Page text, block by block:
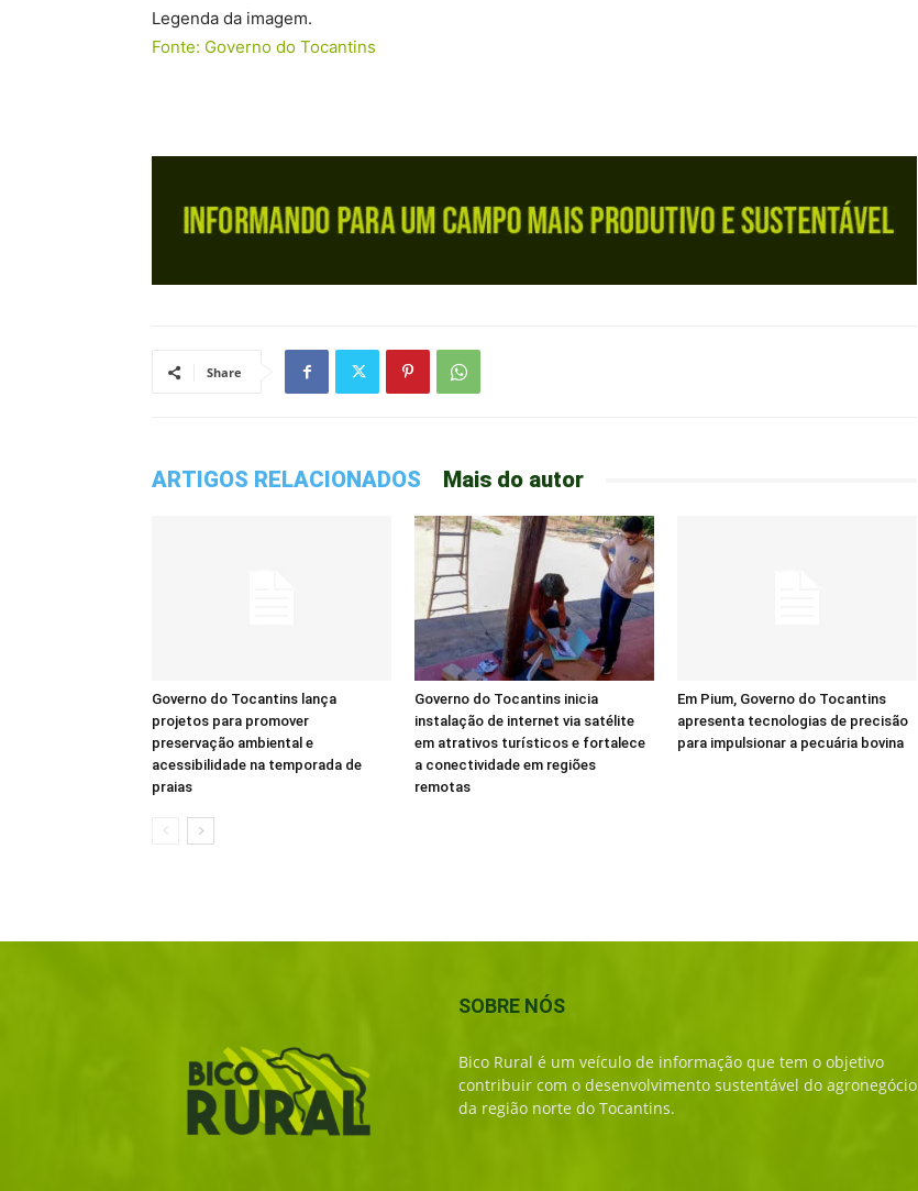
Legenda da imagem.
Fonte: Governo do Tocantins
Share
ARTIGOS RELACIONADOS Mais do autor
Governo do Tocantins lança
projetos para promover
preservação ambiental e
acessibilidade na temporada de
praias
Governo do Tocantins inicia
instalação de internet via satélite
em atrativos turísticos e fortalece
a conectividade em regiões
remotas
Em Pium, Governo do Tocantins
apresenta tecnologias de precisão
para impulsionar a pecuária bovina
SOBRE NÓS
Bico Rural é um veículo de informação que tem o objetivo
contribuir com o desenvolvimento sustentável do agronegócio
da região norte do Tocantins.